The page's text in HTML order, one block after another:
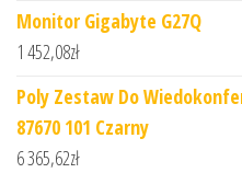
Monitor Gigabyte G27Q
1 452,08zł
Poly Zestaw Do
87670 101 Czarny
6 365,62zł